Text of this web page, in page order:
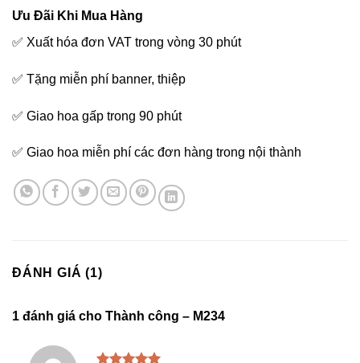
Ưu Đãi Khi Mua Hàng
✅ Xuất hóa đơn VAT trong vòng 30 phút
✅ Tặng miễn phí banner, thiệp
✅ Giao hoa gấp trong 90 phút
✅ Giao hoa miễn phí các đơn hàng trong nội thành
ĐÁNH GIÁ (1)
1 đánh giá cho Thành công – M234